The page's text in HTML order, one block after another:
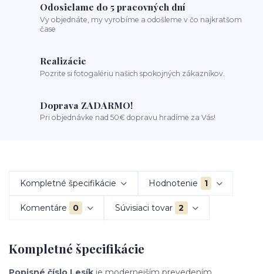
Odosielame do 5 pracovných dní
Vy objednáte, my vyrobíme a odošleme v čo najkratšom
čase
Realizácie
Pozrite si fotogalériu našich spokojných zákazníkov.
Doprava ZADARMO!
Pri objednávke nad 50€ dopravu hradíme za Vás!
Kompletné špecifikácie Hodnotenie 1
Komentáre 0 Súvisiaci tovar 2
Kompletné špecifikácie